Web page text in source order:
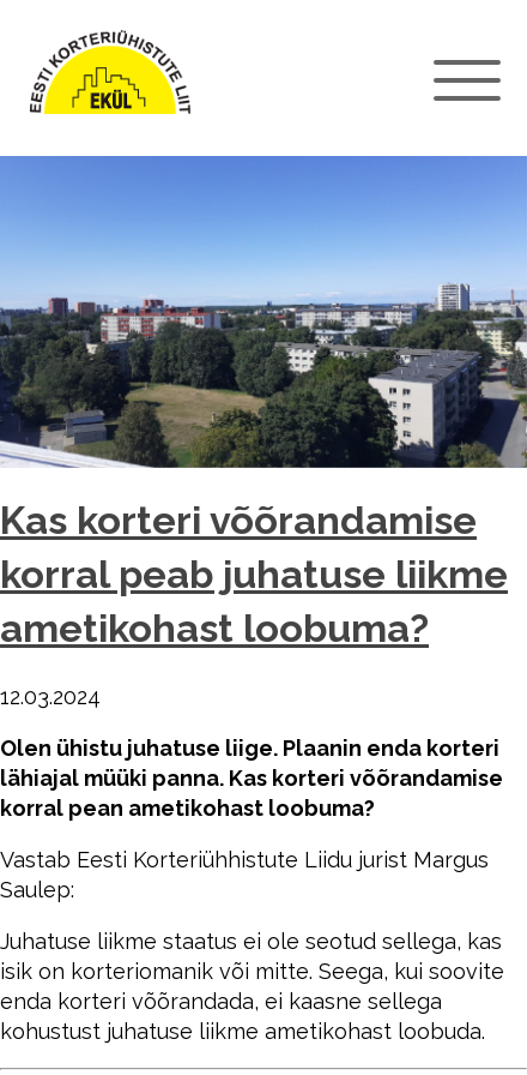
Kas korteri võõrandamise
korral peab juhatuse liikme
ametikohast loobuma?
12.03.2024
Olen ühistu juhatuse liige. Plaanin enda korteri
lähiajal müüki panna. Kas korteri võõrandamise
korral pean ametikohast loobuma?
Vastab Eesti Korteriühhistute Liidu jurist Margus
Saulep:
Juhatuse liikme staatus ei ole seotud sellega, kas
isik on korteriomanik või mitte. Seega, kui soovite
enda korteri võõrandada, ei kaasne sellega
kohustust juhatuse liikme ametikohast loobuda.